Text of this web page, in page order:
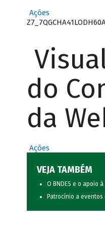
Ações
do
da
Ações
VEJA TAMBÉM
O BNDES e o apoio
Patrocínio a eventos